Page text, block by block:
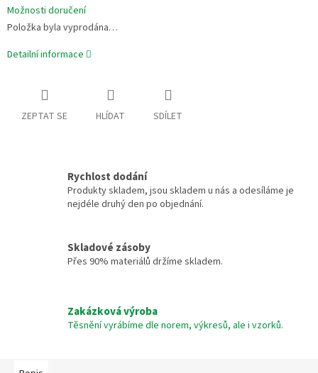
Možnosti doručení
Položka byla vyprodána…
Detailní informace
ZEPTAT SE HLÍDAT SDÍLET
Rychlost dodání
Produkty skladem, jsou skladem u nás a odesíláme je
nejdéle druhý den po objednání.
Skladové zásoby
Přes 90% materiálů držíme skladem.
Zakázková výroba
Těsnění vyrábíme dle norem, výkresů, ale i vzorků.